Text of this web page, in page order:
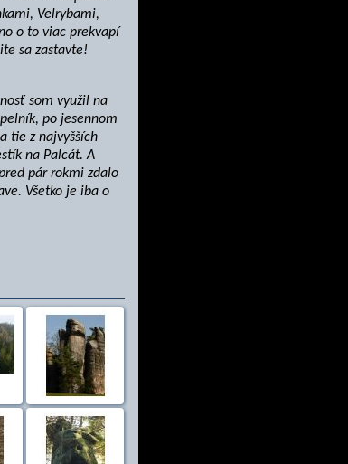
Velrybami,
o to viac prekvapí
sa zastavte!
som využil na
po jesennom
tie z najvyšších
na Palcát. A
pár rokmi zdalo
Všetko je iba o